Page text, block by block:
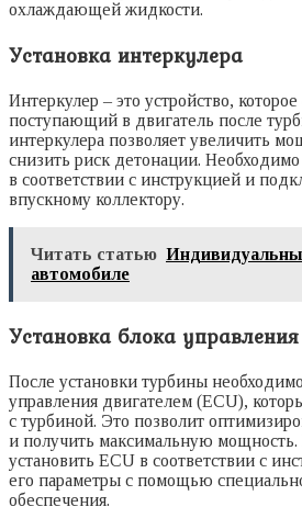
охлаждающей жидкости.
Установка интеркулера
Интеркулер – это устройство,
поступающий в двигатель после
интеркулера позволяет увеличить
снизить риск детонации. Необходимо
в соответствии с инструкцией и
впускному коллектору.
Читать статью
автомобиле
Установка блока
После установки турбины
управления двигателем (ECU),
с турбиной. Это позволит
и получить максимальную
установить ECU в соответствии с
его параметры с помощью
обеспечения.